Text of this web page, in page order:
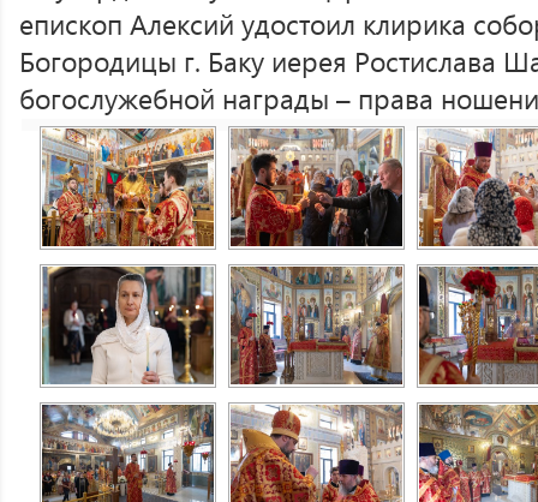
епископ Алексий удостоил клирика
Богородицы г. Баку иерея Ростислава
богослужебной награды – права